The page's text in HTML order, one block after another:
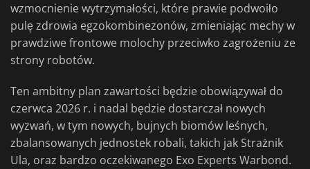
wzmocnienie wytrzymałości, które prawie podwoiło
pulę zdrowia egzokombinezonów, zmieniając mechy w
prawdziwe frontowe molochy przeciwko zagrożeniu ze
strony robotów.
Ten ambitny plan zawartości będzie obowiązywał do
czerwca 2026 r. i nadal będzie dostarczał nowych
wyzwań, w tym nowych, bujnych biomów leśnych,
zbalansowanych jednostek robali, takich jak Strażnik
Ula, oraz bardzo oczekiwanego Exo Experts Warbond.